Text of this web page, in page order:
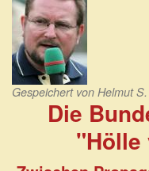
Gespeichert von Helmut
Die
"Hölle